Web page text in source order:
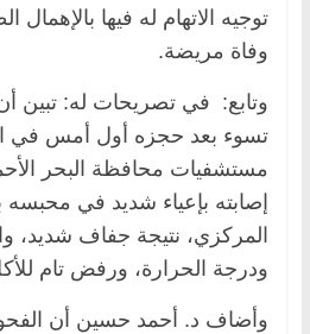
توجيه الاتهام له فيها
وفاة مريضة.
وتابع: في تصريحات له: تبين
تسوء بعد حجزه أول أمس في
مستشفيات محافظة البحر
إصابته بإعياء شديد في
المركزي، نتيجة جفاف شديد،
ودرجة الحرارة، ورفض تام
وأضاف د. أحمد حسين أن